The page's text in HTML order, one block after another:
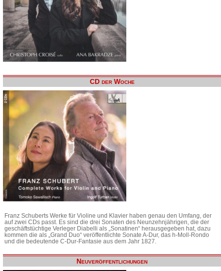
CD der Woche
Franz Schuberts Werke für Violine und Klavier haben genau den Umfang, der
auf zwei CDs passt. Es sind die drei Sonaten des Neunzehnjährigen, die der
geschäftstüchtige Verleger Diabelli als „Sonatinen“ herausgegeben hat, dazu
kommen die als „Grand Duo“ veröffentlichte Sonate A-Dur, das h-Moll-Rondo
und die bedeutende C-Dur-Fantasie aus dem Jahr 1827.
Neuveröffentlichungen